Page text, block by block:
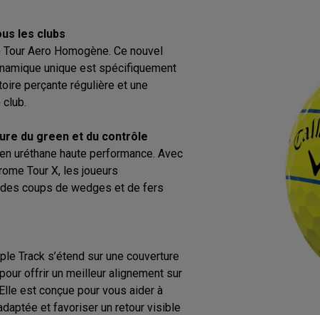
les clubs
Aero Homogène. Ce nouvel
unique est spécifiquement
perçante régulière et une
du green et du contrôle
uréthane haute performance. Avec
Tour X, les joueurs
coups de wedges et de fers
Track s’étend sur une couverture
offrir un meilleur alignement sur
est conçue pour vous aider à
et favoriser un retour visible